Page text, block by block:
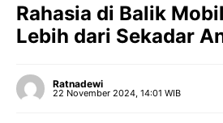
Rahasia di Balik
Lebih dari Sekadar
Ratnadewi
22 November 2024, 14:01 WIB